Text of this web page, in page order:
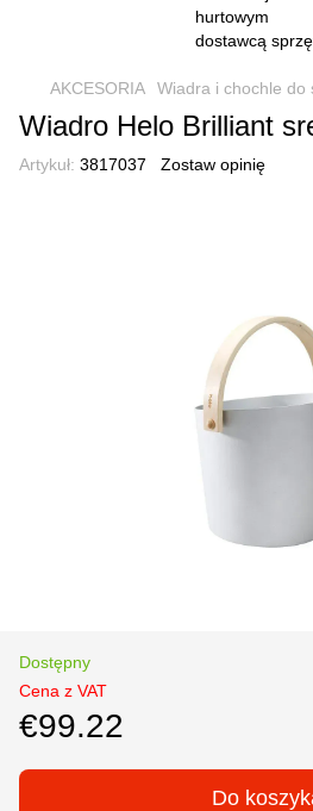
AKCESORIA Wiadra i chochle do
Wiadro Helo Brilliant
Artykuł: 3817037 Zostaw opinię
Dostępny
Cena z VAT
€99.22
Do